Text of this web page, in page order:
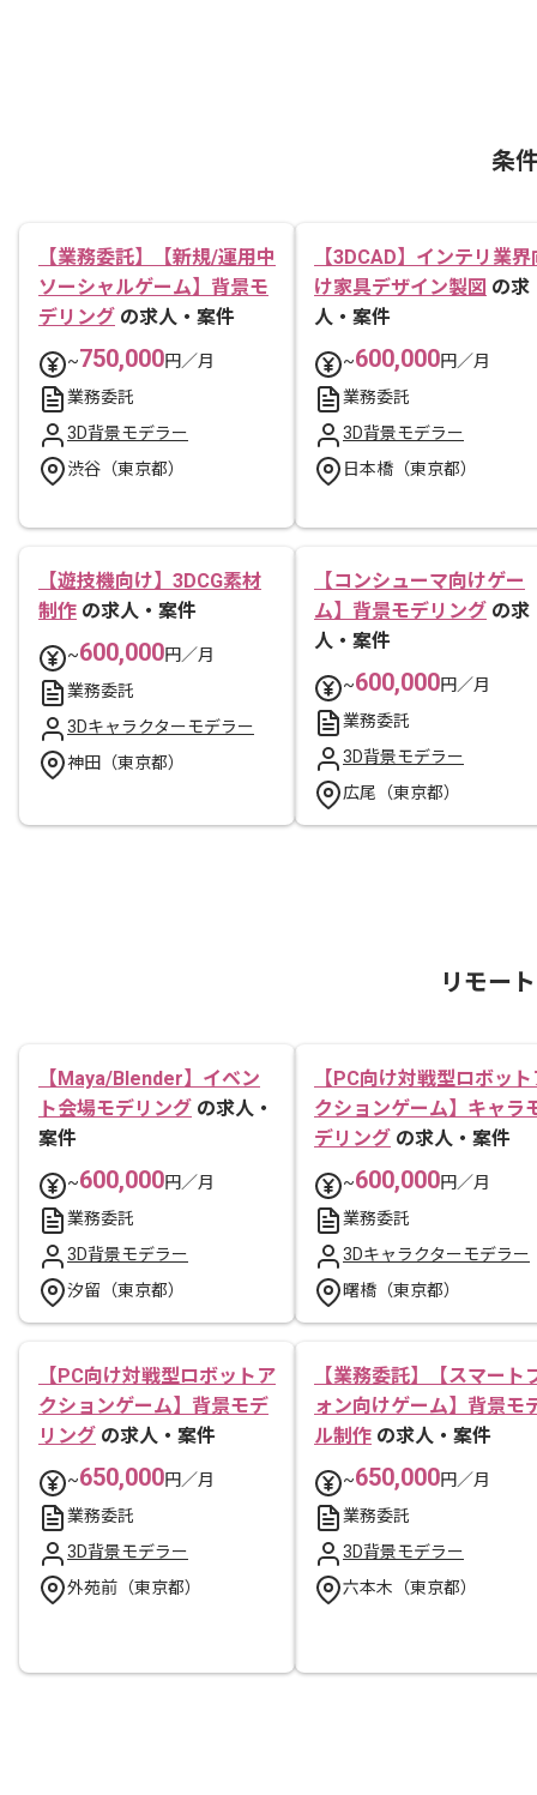
条
【業務委託】【新規/運用中
ソーシャルゲーム】背景モ
デリング の求人・案件
~750,000円／月
業務委託
3D背景モデラー
渋谷（東京都）
【3DCAD】インテリ業界
け家具デザイン製図 の求
人・案件
~600,000円／月
業務委託
3D背景モデラー
日本橋（東京都）
【遊技機向け】3DCG素材
制作 の求人・案件
~600,000円／月
業務委託
3Dキャラクターモデラー
神田（東京都）
【コンシューマ向けゲー
ム】背景モデリング の求
人・案件
~600,000円／月
業務委託
3D背景モデラー
広尾（東京都）
リモー
【Maya/Blender】イベン
ト会場モデリング の求人・
案件
~600,000円／月
業務委託
3D背景モデラー
汐留（東京都）
【PC向け対戦型ロボット
クションゲーム】キャラ
デリング の求人・案件
~600,000円／月
業務委託
3Dキャラクターモデラー
曙橋（東京都）
【PC向け対戦型ロボットア
クションゲーム】背景モデ
リング の求人・案件
~650,000円／月
業務委託
3D背景モデラー
外苑前（東京都）
【業務委託】【スマート
ォン向けゲーム】背景モ
ル制作 の求人・案件
~650,000円／月
業務委託
3D背景モデラー
六本木（東京都）